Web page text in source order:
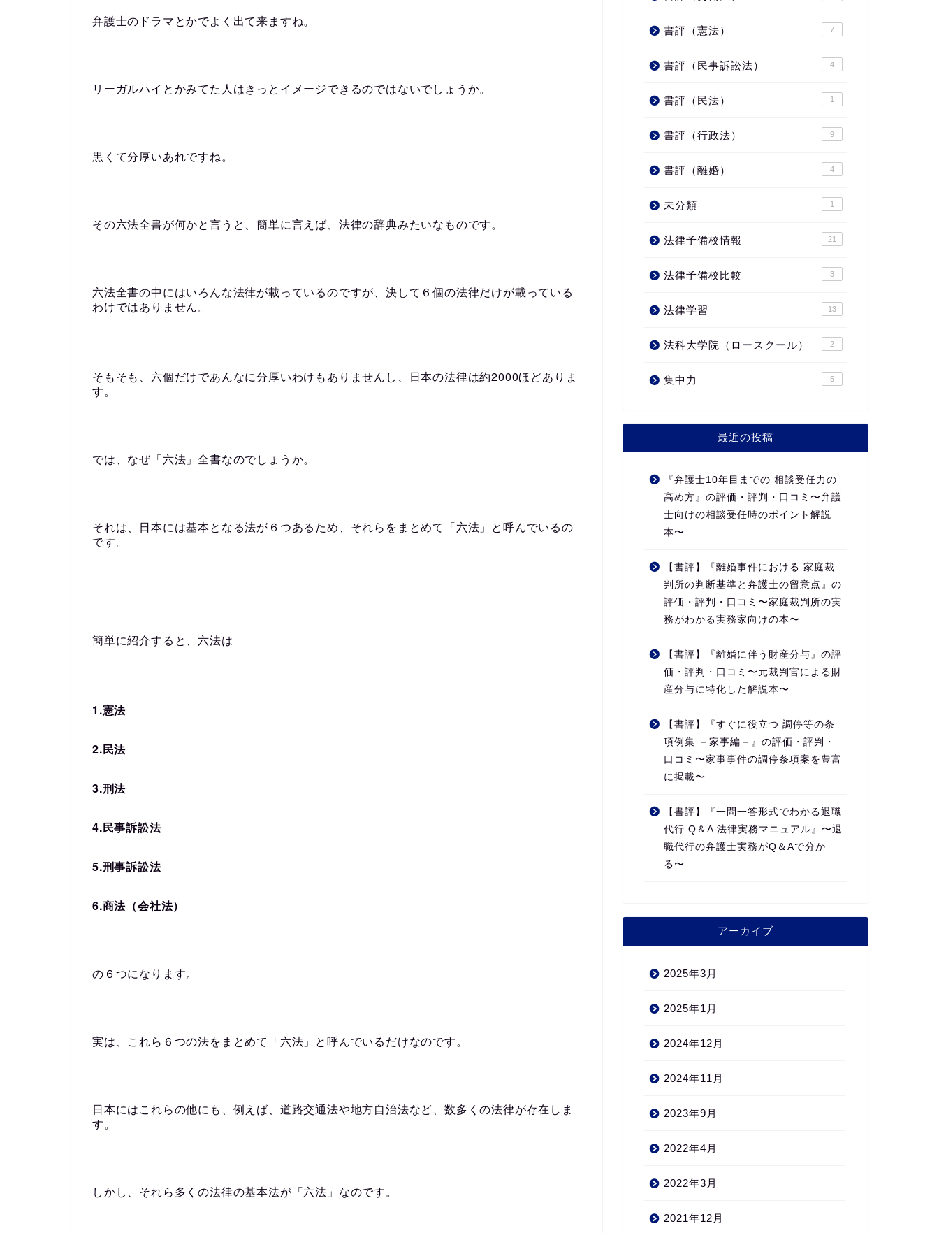
弁護士のドラマとかでよく出て来ますね。
リーガルハイとかみてた人はきっとイメージできるのではないでしょうか。
黒くて分厚いあれですね。
その六法全書が何かと言うと、簡単に言えば、法律の辞典みたいなものです。
六法全書の中にはいろんな法律が載っているのですが、決して６個の法律だけが載っている
わけではありません。
そもそも、六個だけであんなに分厚いわけもありませんし、日本の法律は約2000ほどありま
す。
では、なぜ「六法」全書なのでしょうか。
それは、日本には基本となる法が６つあるため、それらをまとめて「六法」と呼んでいるの
です。
簡単に紹介すると、六法は
1.憲法
2. 民法
3.刑法
4. 民事訴訟法
5.刑事訴訟法
6.商法（会社法）
の６つになります。
実は、これら６つの法をまとめて「六法」と呼んでいるだけなのです。
日本にはこれらの他にも、例えば、道路交通法や地方自治法など、数多くの法律が存在しま
す。
しかし、それら多くの法律の基本法が「六法」なのです。
書評（憲法） 7
書評（民事訴訟法） 4
書評（民法） 1
書評（行政法） 9
書評（離婚） 4
未分類 1
法律予備校情報 21
法律予備校比較 3
法律学習 13
法科大学院（ロースクール） 2
集中力 5
最近の投稿
『弁護士10年目までの 相談受任力の
高め方』の評価・評判・口コミ〜弁護
士向けの相談受任時のポイント解説
本〜
【書評】『離婚事件における 家庭裁
判所の判断基準と弁護士の留意点』の
評価・評判・口コミ〜家庭裁判所の実
務がわかる実務家向けの本〜
【書評】『離婚に伴う財産分与』の評
価・評判・口コミ〜元裁判官による財
産分与に特化した解説本〜
【書評】『すぐに役立つ 調停等の条
項例集 －家事編－』の評価・評判・
口コミ〜家事事件の調停条項案を豊富
に掲載〜
【書評】『一問一答形式でわかる退職
代行 Q＆A 法律実務マニュアル』〜退
職代行の弁護士実務がQ＆Aで分か
る〜
アーカイブ
2025年3月
2025年1月
2024年12月
2024年11月
2023年9月
2022年4月
2022年3月
2021年12月